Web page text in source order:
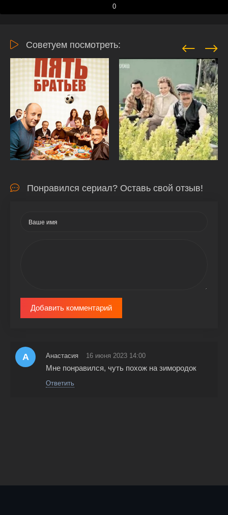
0
Советуем посмотреть:
Понравился сериал? Оставь свой отзыв!
Добавить комментарий
А Анастасия 16 июня 2023 14:00
Мне понравился, чуть похож на зимородок
Ответить